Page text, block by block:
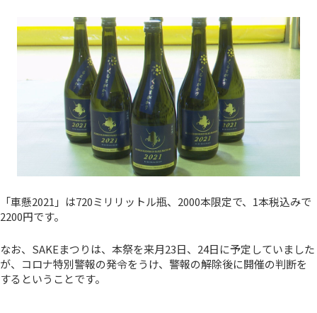
「車懸2021」は720ミリリットル瓶、2000本限定で、1本税込みで
2200円です。
なお、SAKEまつりは、本祭を来月23日、24日に予定していました
が、コロナ特別警報の発令をうけ、警報の解除後に開催の判断を
するということです。